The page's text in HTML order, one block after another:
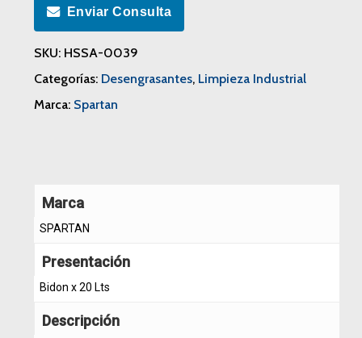
Enviar Consulta
SKU: HSSA-0039
Categorías: Desengrasantes, Limpieza Industrial
Marca: Spartan
Marca
SPARTAN
Presentación
Bidon x 20 Lts
Descripción